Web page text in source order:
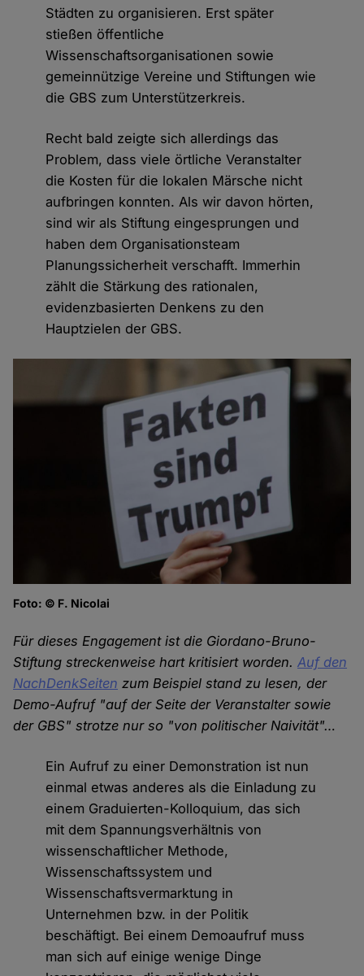
Städten zu organisieren. Erst später
stießen öffentliche
Wissenschaftsorganisationen sowie
gemeinnützige Vereine und Stiftungen wie
die GBS zum Unterstützerkreis.
Recht bald zeigte sich allerdings das
Problem, dass viele örtliche Veranstalter
die Kosten für die lokalen Märsche nicht
aufbringen konnten. Als wir davon hörten,
sind wir als Stiftung eingesprungen und
haben dem Organisationsteam
Planungssicherheit verschafft. Immerhin
zählt die Stärkung des rationalen,
evidenzbasierten Denkens zu den
Hauptzielen der GBS.
Foto: © F. Nicolai
Für dieses Engagement ist die Giordano-Bruno-
Stiftung streckenweise hart kritisiert worden.Auf den
NachDenkSeiten zum Beispiel stand zu lesen, der
Demo-Aufruf "auf der Seite der Veranstalter sowie
der GBS" strotze nur so "von politischer Naivität"…
Ein Aufruf zu einer Demonstration ist nun
einmal etwas anderes als die Einladung zu
einem Graduierten-Kolloquium, das sich
mit dem Spannungsverhältnis von
wissenschaftlicher Methode,
Wissenschaftssystem und
Wissenschaftsvermarktung in
Unternehmen bzw. in der Politik
beschäftigt. Bei einem Demoaufruf muss
man sich auf einige wenige Dinge